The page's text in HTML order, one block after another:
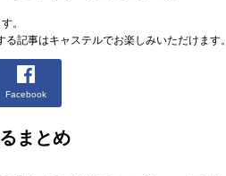
。
記事はキャステルでお楽しみいただけます。
Facebook
まとめ